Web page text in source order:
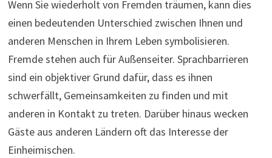
Wenn Sie wiederholt von Fremden träumen, kann dies
einen bedeutenden Unterschied zwischen Ihnen und
anderen Menschen in Ihrem Leben symbolisieren.
Fremde stehen auch für Außenseiter. Sprachbarrieren
sind ein objektiver Grund dafür, dass es ihnen
schwerfällt, Gemeinsamkeiten zu finden und mit
anderen in Kontakt zu treten. Darüber hinaus wecken
Gäste aus anderen Ländern oft das Interesse der
Einheimischen.